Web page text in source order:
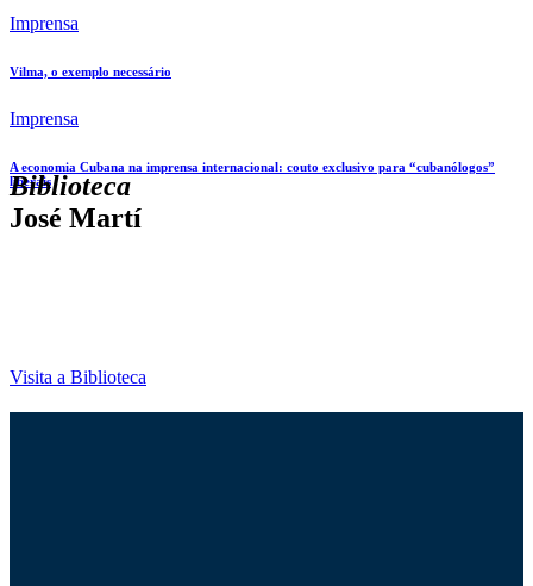
Imprensa
Vilma, o exemplo necessário
Imprensa
A economia Cubana na imprensa internacional: couto exclusivo para “cubanólogos”
liberais
Biblioteca
José Martí
Visita a Biblioteca